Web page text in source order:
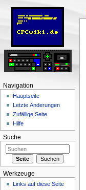
Navigation
Hauptseite
Letzte Änderungen
Zufällige Seite
Hilfe
Suche
Werkzeuge
Links auf diese Seite